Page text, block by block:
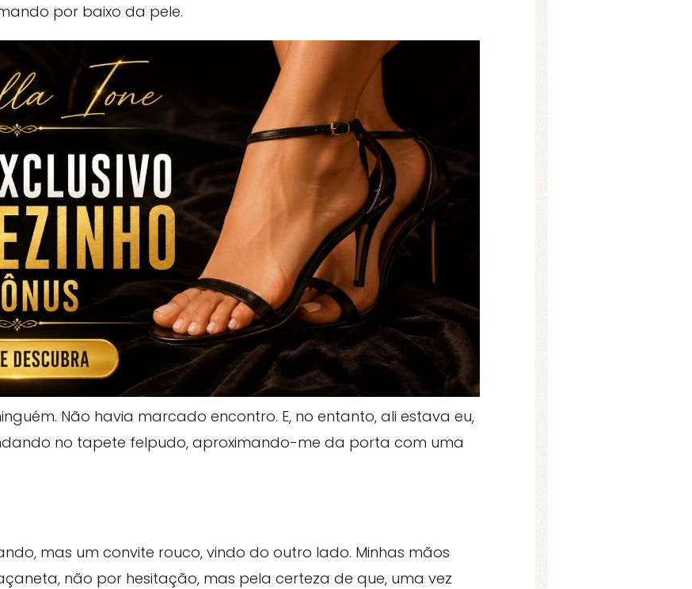
por baixo da pele.
Não havia marcado encontro. E, no entanto, ali estava eu,
no tapete felpudo, aproximando-me da porta com uma
mas um convite rouco, vindo do outro lado. Minhas mãos
não por hesitação, mas pela certeza de que, uma vez